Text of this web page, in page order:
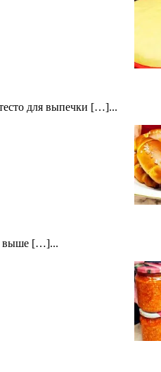
для выпечки […]...
выше […]...